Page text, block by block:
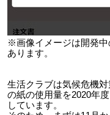
※画像イメージは開発
あります。
生活クラブは気候危機
の紙の使用量を2020年
しています。